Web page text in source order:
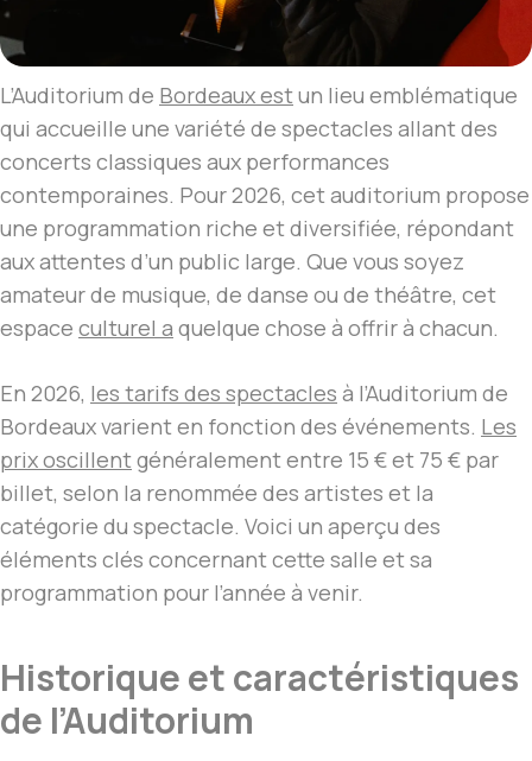
L’Auditorium de Bordeaux estun lieu emblématique
qui accueille une variété de spectacles allant des
concerts classiques aux performances
contemporaines. Pour 2026, cet auditorium propose
une programmation riche et diversifiée, répondant
aux attentes d’un public large. Que vous soyez
amateur de musique, de danse ou de théâtre, cet
espace culturel a quelque chose à offrir à chacun.
En 2026, les tarifs des spectacles à l’Auditorium de
Bordeaux varient en fonction des événements. Les
prix oscillentgénéralement entre 15 € et 75 € par
billet, selon la renommée des artistes et la
catégorie du spectacle. Voici un aperçu des
éléments clés concernant cette salle et sa
programmation pour l’année à venir.
Historique et caractéristiques
de l’Auditorium